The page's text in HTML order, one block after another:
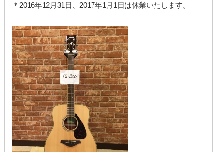
＊2016年12月31日、2017年1月1日は休業いたします。